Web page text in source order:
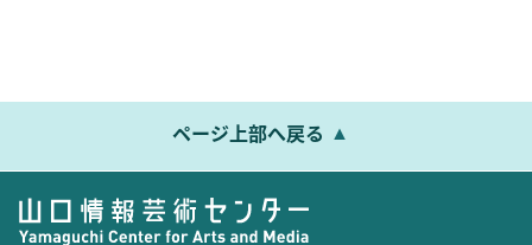
ページ上部へ戻る